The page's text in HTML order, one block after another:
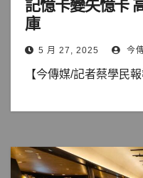
記憶卡變失憶卡
庫
5 月 27, 2025 今
【今傳媒/記者蔡學民